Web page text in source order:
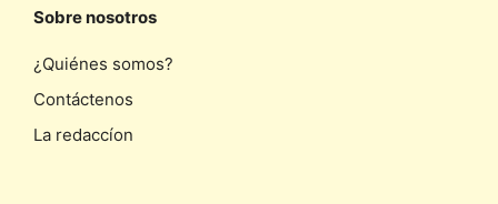
Sobre nosotros
¿Quiénes somos?
Contáctenos
La redaccíon